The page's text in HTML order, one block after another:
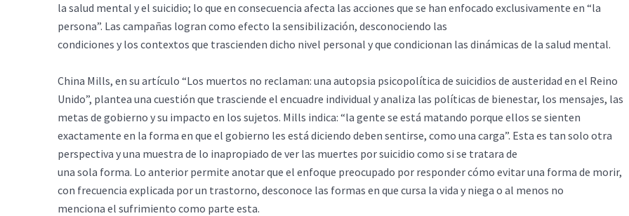
la salud mental y el suicidio; lo que en consecuencia afecta las acciones que se han enfocado exclusivamente en “la
persona”. Las campañas logran como efecto la sensibilización, desconociendo las
condiciones y los contextos que trascienden dicho nivel personal y que condicionan las dinámicas de la salud mental.
China Mills, en su artículo “Los muertos no reclaman: una autopsia psicopolítica de suicidios de austeridad en el Reino
Unido”, plantea una cuestión que trasciende el encuadre individual y analiza las políticas de bienestar, los mensajes, las
metas de gobierno y su impacto en los sujetos. Mills indica: “la gente se está matando porque ellos se sienten
exactamente en la forma en que el gobierno les está diciendo deben sentirse, como una carga”. Esta es tan solo otra
perspectiva y una muestra de lo inapropiado de ver las muertes por suicidio como si se tratara de
una sola forma. Lo anterior permite anotar que el enfoque preocupado por responder cómo evitar una forma de morir,
con frecuencia explicada por un trastorno, desconoce las formas en que cursa la vida y niega o al menos no
menciona el sufrimiento como parte esta.